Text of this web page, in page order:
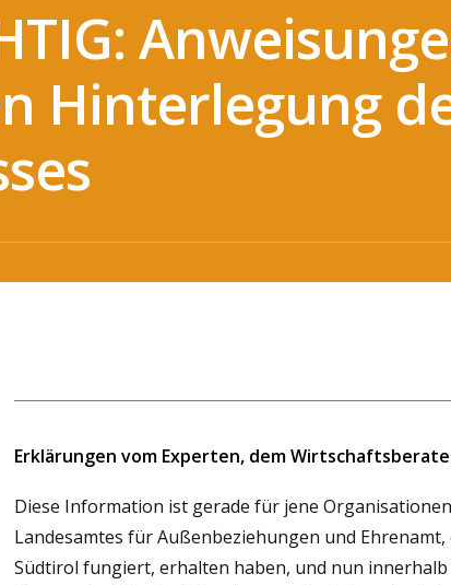
Hinterlegung
Erklärungen vom Experten, dem
Diese Information ist gerade für jene
Landesamtes für Außenbeziehungen und
Südtirol fungiert, erhalten haben, und nun